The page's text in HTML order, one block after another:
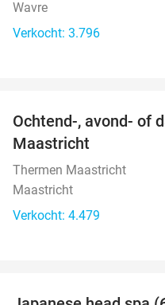
Wavre
Verkocht: 3.796
Ochtend-, avond- of
Maastricht
Thermen Maastricht
Maastricht
Verkocht: 4.479